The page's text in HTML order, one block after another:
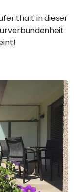
in dieser